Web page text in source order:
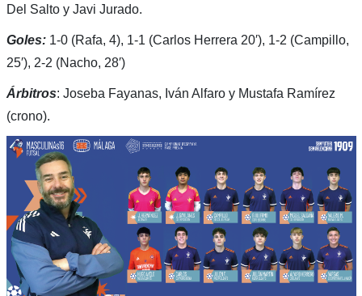
Del Salto y Javi Jurado.
Goles:1-0 (Rafa, 4), 1-1 (Carlos Herrera 20′), 1-2 (Campillo,
25′), 2-2 (Nacho, 28′)
Árbitros: Joseba Fayanas, Iván Alfaro y Mustafa Ramírez
(crono).